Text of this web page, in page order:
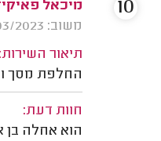
מיכאל
משוב: 17/03/2023
תיאור השירות:
החלפת מסך
חוות דעת:
הוא אחלה בן
10